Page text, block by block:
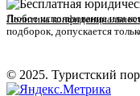
Политика
Любое использование или
подборок, допускается
© 2025. Туристский